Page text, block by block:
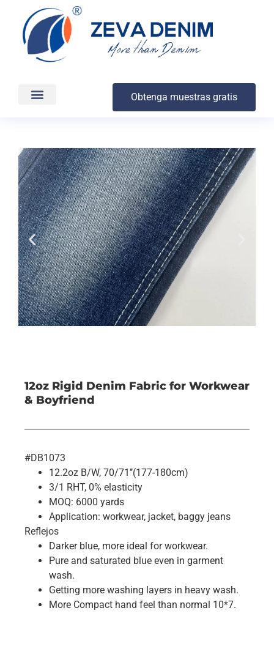
Obtenga muestras gratis
12oz Rigid Denim Fabric for Workwear
& Boyfriend
#DB1073
12.2oz B/W, 70/71’’(177-180cm)
3/1 RHT, 0% elasticity
MOQ: 6000 yards
Application: workwear, jacket, baggy jeans
Reflejos
Darker blue, more ideal for workwear.
Pure and saturated blue even in garment
wash.
Getting more washing layers in heavy wash.
More Compact hand feel than normal 10*7.